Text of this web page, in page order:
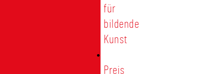
für
bildende
Kunst
Preis